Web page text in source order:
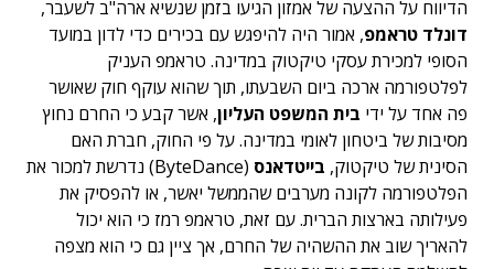
הדיווח על ההצעה של אמזון הגיעו בזמן שנשיא ארה"ב לשעבר,
דונלד טראמפ, אמור היה להיפגש עם בכירים כדי לדון במועד
הסופי למכירת עסקי טיקטוק במדינה. טראמפ העניק
לפלטפורמה ארכה ביום השבעתו, תוך שהוא עוקף חוק שאושר
פה אחד על ידי בית המשפט העליון, אשר קבע כי החרם נחוץ
מסיבות של ביטחון לאומי במדינה. על פי החוק, חברת האם
הסינית של טיקטוק, בייטדאנס
(ByteDance) נדרשת למכור את
הפלטפורמה לקונה מערבים שהממשל יאשר, או להפסיק את
פעילותה בארצות הברית. עם זאת, טראמפ רמז כי הוא יכול
להאריך שוב את ההשהיה של החרם, אך ציין גם כי הוא מצפה